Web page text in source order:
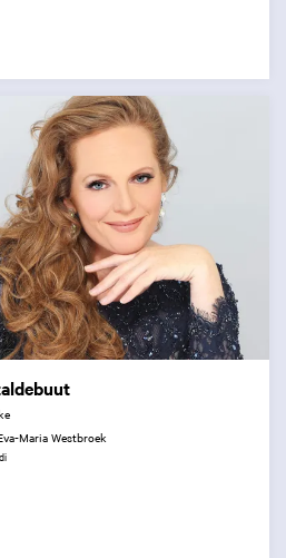
Maria Westbroek